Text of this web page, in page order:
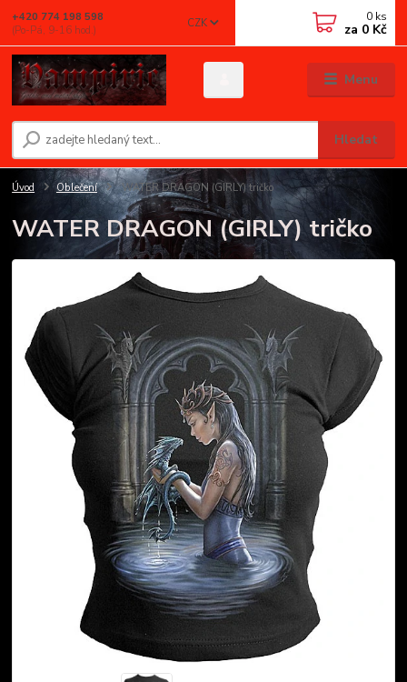
Menu
CZK
Hledat
+420 774 198 598
(Po-Pá, 9-16 hod.)
0 ks
za 0 Kč
Úvod Oblečení WATER DRAGON (GIRLY) tričko
WATER DRAGON (GIRLY) tričko